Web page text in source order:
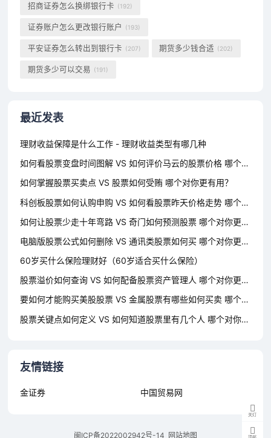
招商证券怎么换绑银行卡 (192)
证券账户怎么更改银行账户 (193)
平安证券怎么转出到银行卡 (207) 期货多少钱合适 (202)
期货多少可以交易 (191)
最近发表
理财收益保障是什么工作 - 理财收益类型有哪几种
如何看股票变盘时间图解 VS 如何评价马云的股票价格 哪个对你更有用？
如何掌握股票买卖点 VS 股票如何受贿 哪个对你更有用？
科创板股票如何认购申购 VS 如何看股票昨天价格走势 哪个对你更有用？
如何让股票少走十年弯路 VS 奇门如何预测股票 哪个对你更有用？
电脑版股票公式如何删除 VS 通讯类股票如何买 哪个对你更有用？
60岁买什么保险理财好（60岁适合买什么保险）
股票溢价如何查询 VS 如何配备股票资产管理人 哪个对你更有用？
要如何才能购买美股股票 VS 金属股票有哪些如何买卖 哪个对你更有用？
股票关键点如何定义 VS 如何知道股票里有几个人 哪个对你更有用？
友情链接
金证券 中国贸易网
闽ICP备2022002942号-14 网站地图
关灯